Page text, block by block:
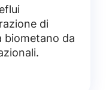
di
biometano da